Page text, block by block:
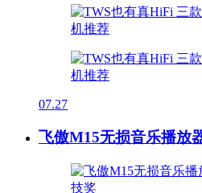
07.27
飞傲M15无损音乐播放